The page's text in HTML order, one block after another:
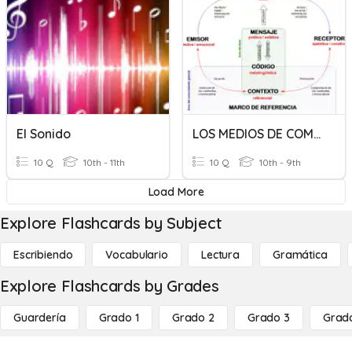
El Sonido
10 Q 10th - 11th
LOS MEDIOS DE COMUNICACIÓN (3ºESO)
10 Q 10th - 9th
Load More
Explore Flashcards by Subject
Escribiendo Vocabulario Lectura Gramática
Explore Flashcards by Grades
Guardería Grado 1 Grado 2 Grado 3